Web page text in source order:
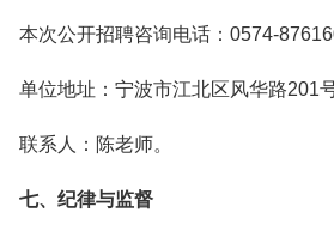
本次公开招聘咨询电话：0574-
单位地址：宁波市江北区风华路201
联系人：陈老师。
七、纪律与监督